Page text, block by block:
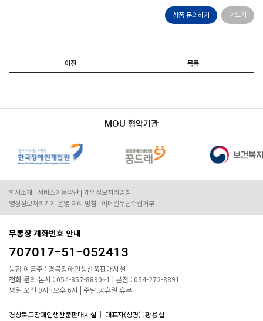
상품 문의하기 더보기
이전 목록
MOU 협약기관
회사소개 서비스이용약관
개인정보처리방침
영상정보처리기기 운영·처리 방침
이메일무단수집거부
무통장 계좌번호 안내
707017-51-052413
농협 예금주 : 경북장애인생산품판매시설
전화 문의 본사 : 054-857-8890~1 | 분점 : 054-272-8891
평일 오전 9시~오후 6시 | 주말,공휴일 휴무
경상북도장애인생산품판매시설 대표자(성명) : 황용섭